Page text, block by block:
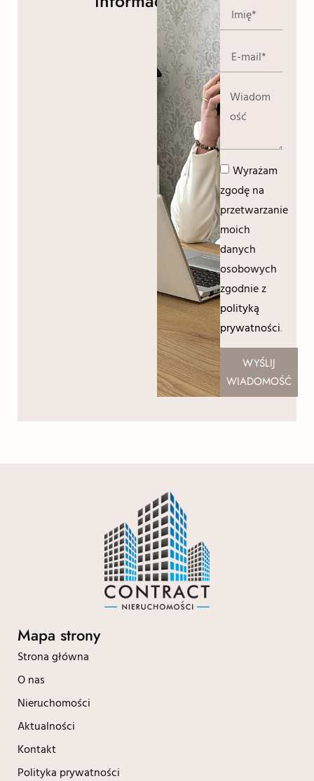
Wyrażam
zgodę na
przetwarzanie
moich
danych
osobowych
zgodnie z
polityką
prywatności.
WYŚLIJ
WIADOMOŚĆ
Mapa strony
Strona główna
O nas
Nieruchomości
Aktualności
Kontakt
Polityka prywatności